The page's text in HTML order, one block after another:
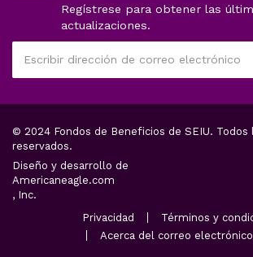
Regístrese para obtener las
actualizaciones.
campo
obligatorio
Escribir
de
electrónico
© 2024 Fondos de Beneficios de SEIU. Todos
reservados.
Diseño y desarrollo de
Americaneagle.com
new
tab
, Inc.
Privacidadopens
a
Términos y
Acerca del correo